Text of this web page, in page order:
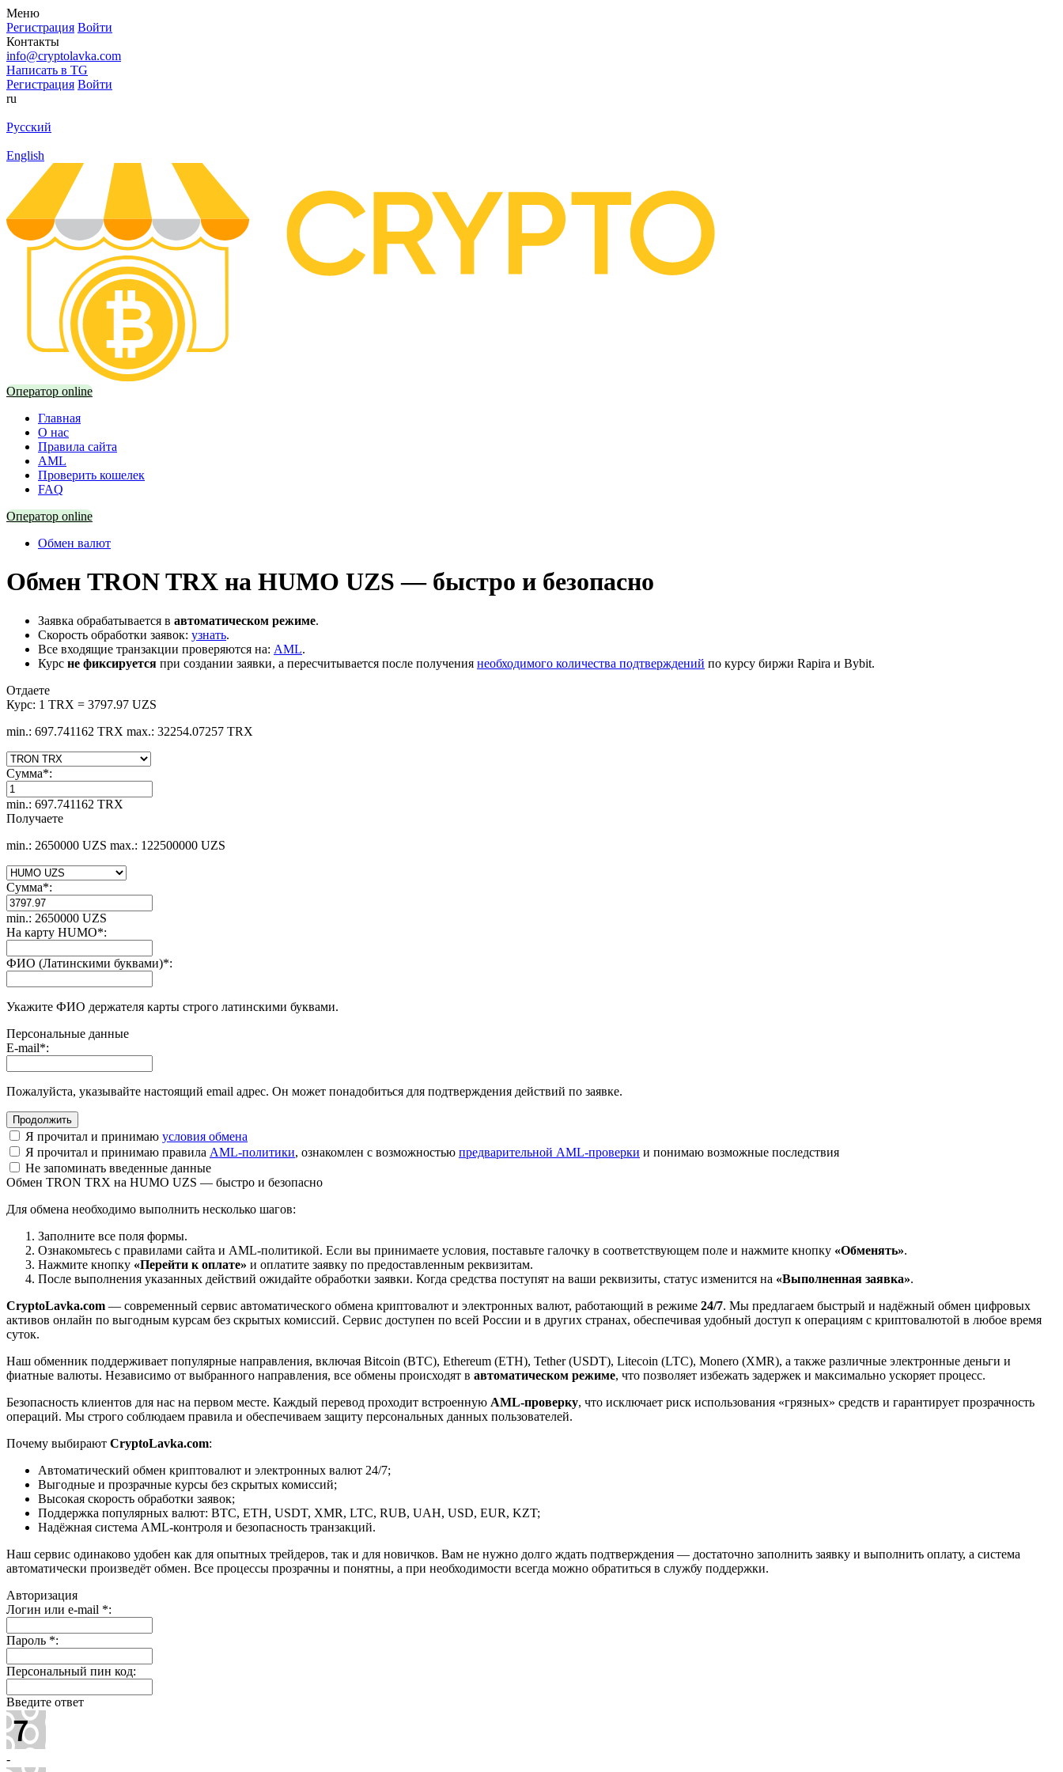
Меню
Регистрация Войти
Контакты
info@cryptolavka.com
Написать в TG
Регистрация Войти
ru
Русский
English
Оператор online
Главная
О нас
Правила сайта
AML
Проверить кошелек
FAQ
Оператор online
Обмен валют
Обмен TRON TRX на HUMO UZS — быстро и безопасно
Заявка обрабатывается в автоматическом режиме.
Скорость обработки заявок: узнать.
Все входящие транзакции проверяются на: AML.
Курс не фиксируется при создании заявки, а пересчитывается после получения необходимого количества подтверждений по курсу биржи Rapira и Bybit.
Отдаете
Курс: 1 TRX = 3797.97 UZS
min.: 697.741162 TRX max.: 32254.07257 TRX
Сумма*:
min.: 697.741162 TRX
Получаете
min.: 2650000 UZS max.: 122500000 UZS
Сумма*:
min.: 2650000 UZS
На карту HUMO*:
ФИО (Латинскими буквами)*:
Укажите ФИО держателя карты строго латинскими буквами.
Персональные данные
E-mail*:
Пожалуйста, указывайте настоящий email адрес. Он может понадобиться для подтверждения действий по заявке.
Я прочитал и принимаю условия обмена
Я прочитал и принимаю правила AML-политики, ознакомлен с возможностью предварительной AML-проверки и понимаю возможные последствия
Не запоминать введенные данные
Обмен TRON TRX на HUMO UZS — быстро и безопасно
Для обмена необходимо выполнить несколько шагов:
Заполните все поля формы.
Ознакомьтесь с правилами сайта и AML-политикой. Если вы принимаете условия, поставьте галочку в соответствующем поле и нажмите кнопку «Обменять».
Нажмите кнопку «Перейти к оплате» и оплатите заявку по предоставленным реквизитам.
После выполнения указанных действий ожидайте обработки заявки. Когда средства поступят на ваши реквизиты, статус изменится на «Выполненная заявка».
CryptoLavka.com — современный сервис автоматического обмена криптовалют и электронных валют, работающий в режиме 24/7. Мы предлагаем быстрый и надёжный обмен цифровых
активов онлайн по выгодным курсам без скрытых комиссий. Сервис доступен по всей России и в других странах, обеспечивая удобный доступ к операциям с криптовалютой в любое время
суток.
Наш обменник поддерживает популярные направления, включая Bitcoin (BTC), Ethereum (ETH), Tether (USDT), Litecoin (LTC), Monero (XMR), а также различные электронные деньги и
фиатные валюты. Независимо от выбранного направления, все обмены происходят в автоматическом режиме, что позволяет избежать задержек и максимально ускоряет процесс.
Безопасность клиентов для нас на первом месте. Каждый перевод проходит встроенную AML-проверку, что исключает риск использования «грязных» средств и гарантирует прозрачность
операций. Мы строго соблюдаем правила и обеспечиваем защиту персональных данных пользователей.
Почему выбирают CryptoLavka.com:
Автоматический обмен криптовалют и электронных валют 24/7;
Выгодные и прозрачные курсы без скрытых комиссий;
Высокая скорость обработки заявок;
Поддержка популярных валют: BTC, ETH, USDT, XMR, LTC, RUB, UAH, USD, EUR, KZT;
Надёжная система AML-контроля и безопасность транзакций.
Наш сервис одинаково удобен как для опытных трейдеров, так и для новичков. Вам не нужно долго ждать подтверждения — достаточно заполнить заявку и выполнить оплату, а система
автоматически произведёт обмен. Все процессы прозрачны и понятны, а при необходимости всегда можно обратиться в службу поддержки.
Авторизация
Логин или e-mail *:
Пароль *:
Персональный пин код:
Введите ответ
-